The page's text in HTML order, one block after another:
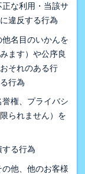
な利用・当該サ
違反する行為
名目のいかんを
ます）や公序良
それのある行
行為
権、プライバシ
られません）を
る行為
他、他のお客様